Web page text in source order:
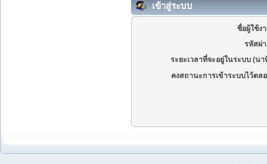
เข้าสู่ระบบ
ชื่อผู้ใช้ง
รหัสผ่
ระยะเวลาที่จะอยู่ในระบบ (นา
คงสถานะการเข้าระบบไว้ตล